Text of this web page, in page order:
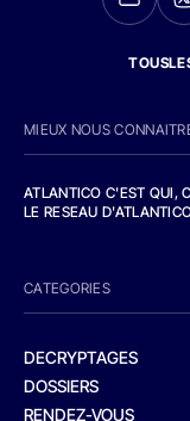
MIEUX NOUS
ATLANTICO C'EST QUI,
LE RESEAU
CATEGORIES
DECRYPTAGES
DOSSIERS
RENDEZ-VOUS